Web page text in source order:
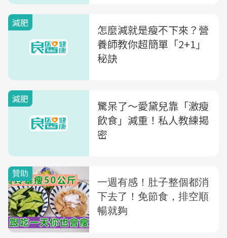
減肥
怎麼減就是瘦不下來？營
養師教你超簡單「2+1」
秘訣
減肥
驚呆了〜愛黛兒靠「激瘦
飲食」減重！私人教練揭
密